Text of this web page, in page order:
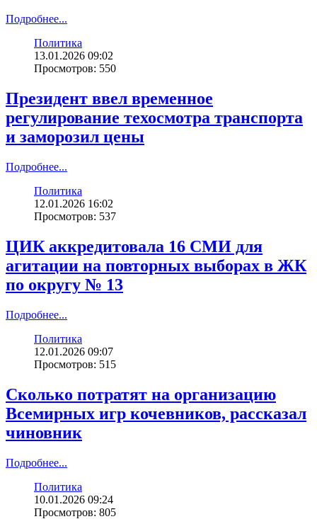
Подробнее...
Политика
13.01.2026 09:02
Просмотров: 550
Президент ввел временное
регулирование техосмотра транспорта
и заморозил цены
Подробнее...
Политика
12.01.2026 16:02
Просмотров: 537
ЦИК аккредитовала 16 СМИ для
агитации на повторных выборах в ЖК
по округу № 13
Подробнее...
Политика
12.01.2026 09:07
Просмотров: 515
Сколько потратят на организацию
Всемирных игр кочевников, рассказал
чиновник
Подробнее...
Политика
10.01.2026 09:24
Просмотров: 805